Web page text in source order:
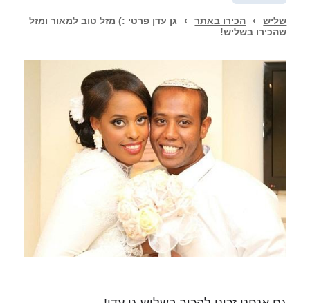
שליש › הכירו באתר ›
גן עדן פרטי :) מזל טוב למאור ומזל
שהכירו בשליש!